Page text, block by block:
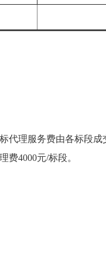
代理服务费由各标段
4000元/标段。